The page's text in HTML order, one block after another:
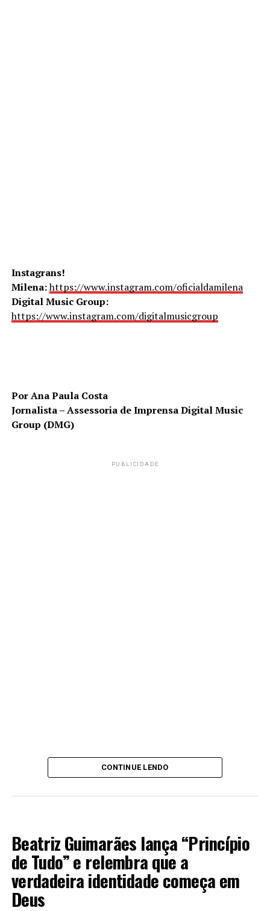
Instagrans!
Milena:https://www.instagram.com/oficialdamilena
Digital Music Group:
https://www.instagram.com/digitalmusicgroup
Por Ana Paula Costa
Jornalista – Assessoria de Imprensa Digital Music
Group (DMG)
PUBLICIDADE
CONTINUE LENDO
Beatriz Guimarães lança “Princípio
de Tudo” e relembra que a
verdadeira identidade começa em
Deus